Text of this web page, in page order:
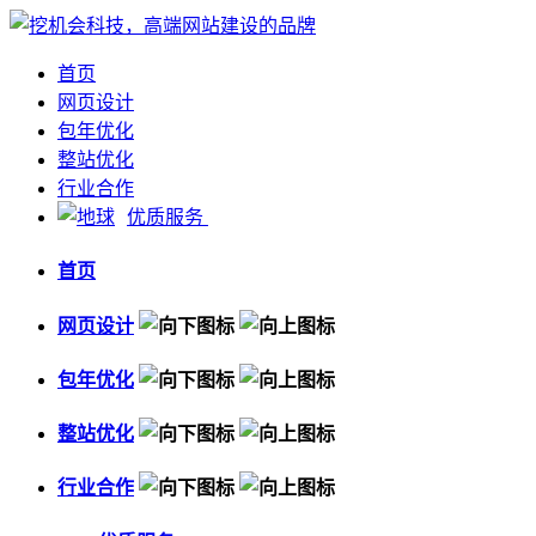
首页
网页设计
包年优化
整站优化
行业合作
优质服务
首页
网页设计
包年优化
整站优化
行业合作